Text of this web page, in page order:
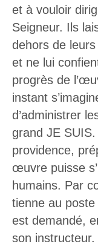
et à vouloir
Seigneur. Ils
dehors de
et ne lui
progrès de
instant
d’administrer
grand JE SUIS.
providence,
œuvre puisse
humains. Par
tienne au
est demandé,
son instructeur.